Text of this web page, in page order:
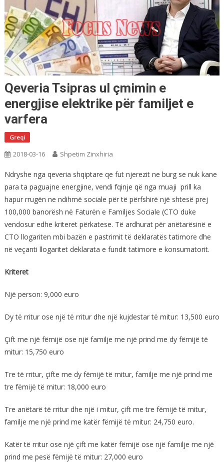
Qeveria Tsipras ul çmimin e
energjise elektrike për familjet e
varfera
Greqi
2018-03-16 Shpetim Zinxhiria
Ndryshe nga qeveria shqiptare qe fut njerezit ne burg se nuk kane
para ta paguajne energjine, vendi fqinje që nga muaji prill ka
hapur rrugën ne ndihmë sociale për të përfshirë një shtesë prej
100,000 banorësh në Faturën e Familjes Sociale (CTO duke
vendosur edhe kriteret përkatese. Të ardhurat për anëtarësinë e
CTO llogariten mbi bazën e pastrimit të deklaratës tatimore dhe
në veçanti llogaritet deklarata e fundit tatimore e konsumatorit.
Kriteret
Një person: 9,000 euro
Dy të rritur ose një të rritur dhe një kujdestar të mitur: 13,500 euro
Çift me një fëmijë ose një familje me një prind me dy fëmijë të
mitur: 15,750 euro
Tre të rritur, çifte me dy fëmijë të mitur, familje me një prind me
tre fëmijë të mitur: 18,000 euro
Tre anëtarë të rritur dhe një i mitur, çift me tre fëmijë të mitur,
familje me një prind me katër fëmijë të mitur: 24,750 euro.
Katër të rritur ose një çift me katër fëmijë ose një familje me një
prind me pesë fëmijë të mitur: 27,000 euro